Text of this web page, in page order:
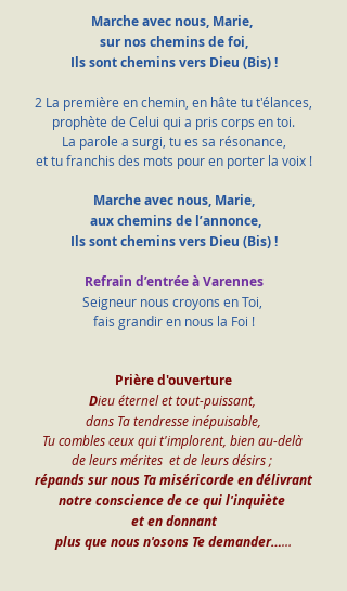
Marche avec nous, Marie,
sur nos chemins de foi,
Ils sont chemins vers Dieu (Bis) !
2 La première en chemin, en hâte tu t'élances,
prophète de Celui qui a pris corps en toi.
La parole a surgi, tu es sa résonance,
et tu franchis des mots pour en porter la voix !
Marche avec nous, Marie,
aux chemins de l’annonce,
Ils sont chemins vers Dieu (Bis) !
Refrain d’entrée à Varennes
Seigneur nous croyons en Toi,
fais grandir en nous la Foi !
Prière d'ouverture
Dieu éternel et tout-puissant,
dans Ta tendresse inépuisable,
Tu combles ceux qui t'implorent, bien au-delà
de leurs mérites  et de leurs désirs ;
répands sur nous Ta miséricorde en délivrant
notre conscience de ce qui l'inquiète
et en donnant
plus que nous n'osons Te demander……